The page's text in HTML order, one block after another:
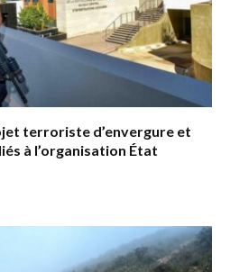
terroriste d’envergure et
à l’organisation État